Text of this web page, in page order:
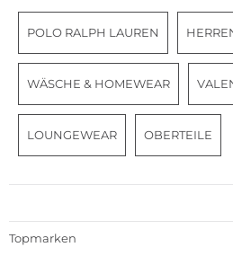
POLO RALPH LAUREN
WÄSCHE & HOMEWEAR
LOUNGEWEAR OBERTEILE
Topmarken